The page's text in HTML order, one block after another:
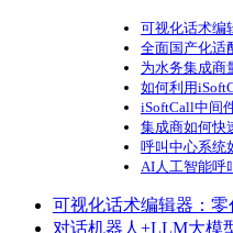
可视化话术编
全面国产化适
为水务集成商
如何利用
iSoftCall中间
集成商如何快
呼叫中心系统
AI人工智能呼
可视化话术编辑器：
对话机器人+LLM大模